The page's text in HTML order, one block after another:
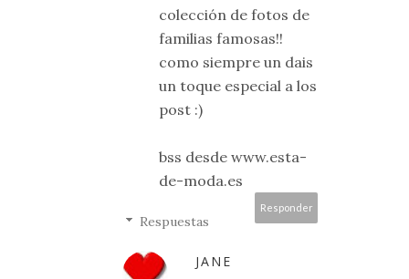
colección de fotos de
familias famosas!!
como siempre un dais
un toque especial a los
post :)
bss desde www.esta-
de-moda.es
Responder
Respuestas
JANE